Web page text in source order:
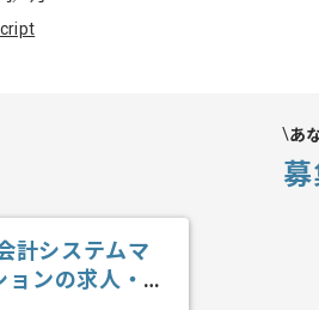
あ
計システムマ
ョンの求人・案